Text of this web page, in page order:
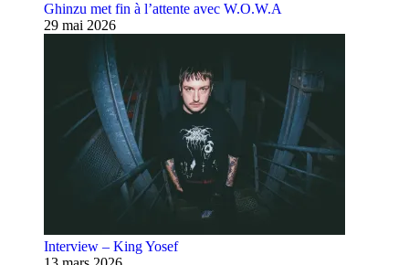
Ghinzu met fin à l’attente avec W.O.W.A
29 mai 2026
Interview – King Yosef